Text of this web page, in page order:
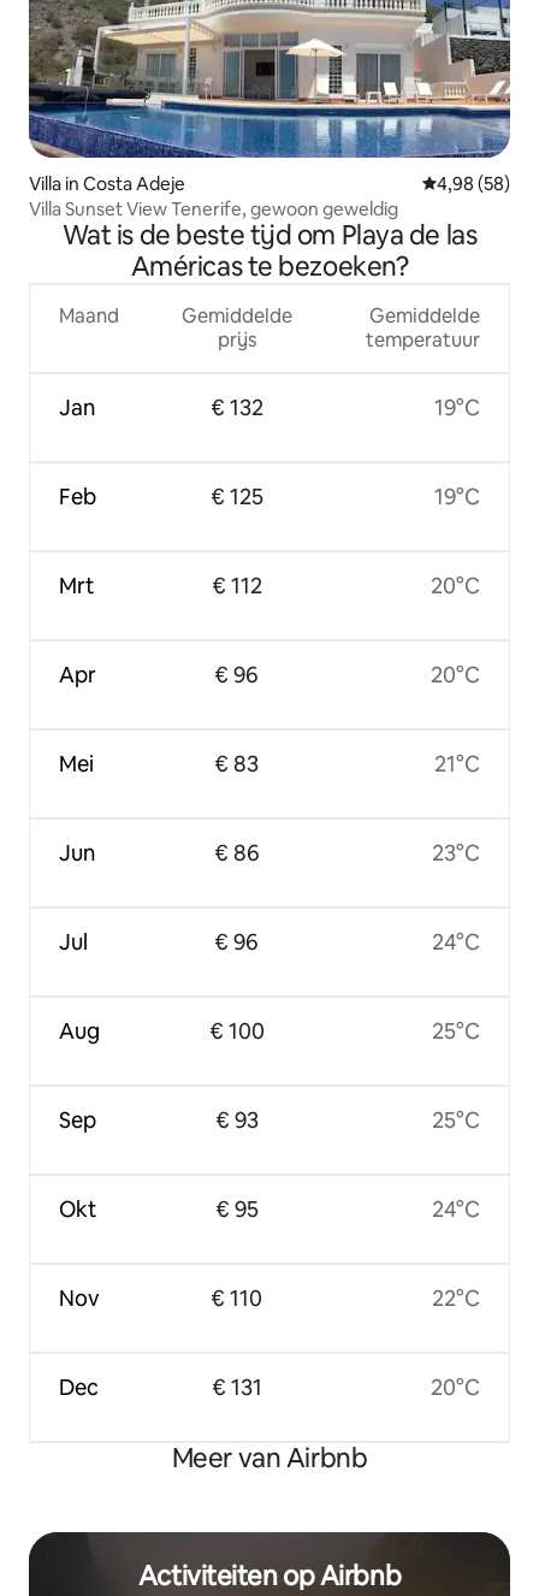
Villa in Costa Adeje Gemiddelde
4,98 (58)
Villa Sunset View Tenerife, gewoon geweldig
Wat is de beste tijd om Playa de las
Américas te bezoeken?
Maand
Jan
Feb
Mrt
Apr
Mei
Jun
Jul
Aug
Sep
Okt
Nov
Dec
Gemiddelde
prijs
€ 132
€ 125
€ 112
€ 96
€ 83
€ 86
€ 96
€ 100
€ 93
€ 95
€ 110
€ 131
Gemiddelde
temperatuur
19°C
19°C
20°C
20°C
21°C
23°C
24°C
25°C
25°C
24°C
22°C
20°C
Meer van Airbnb
Activiteiten op Airbnb